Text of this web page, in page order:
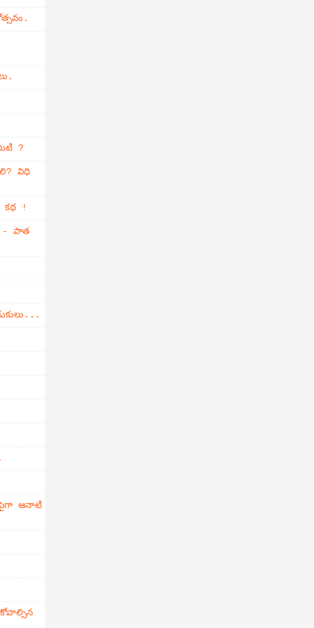
?
విధి
కథ !
- పాత
పైగా ఆనాటి